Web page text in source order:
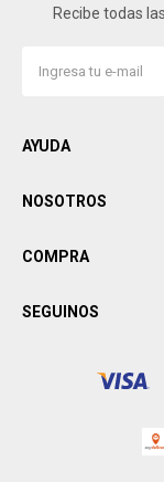
Recibe todas
AYUDA
NOSOTROS
COMPRA
SEGUINOS